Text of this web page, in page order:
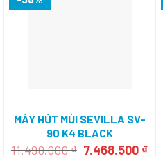
MÁY HÚT MÙI SEVILLA SV-
90 K4 BLACK
11.490.000₫ Giá
7.468.500 ₫Giá